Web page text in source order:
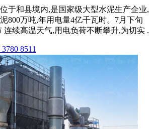
于和县境内,是国家级大型水泥生产企业,
800万吨,年用电量4亿千瓦时。7月下旬
连续高温天气,用电负荷不断攀升,为切实 .
8511